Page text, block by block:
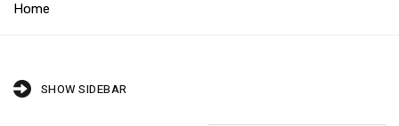
Home
SHOW SIDEBAR